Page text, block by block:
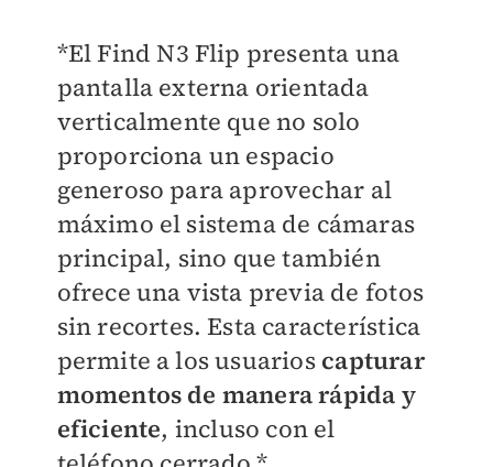
*El Find N3 Flip presenta una
pantalla externa orientada
verticalmente que no solo
proporciona un espacio
generoso para aprovechar al
máximo el sistema de cámaras
principal, sino que también
ofrece una vista previa de fotos
sin recortes. Esta característica
permite a los usuarios capturar
momentos de manera rápida y
eficiente, incluso con el